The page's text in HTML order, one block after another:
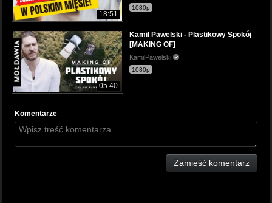
18:51
1080p
05:40
Kamil Pawelski - Plastikowy Spokój
[MAKING OF]
KamilPawelski
1080p
Komentarze
Zamieść komentarz